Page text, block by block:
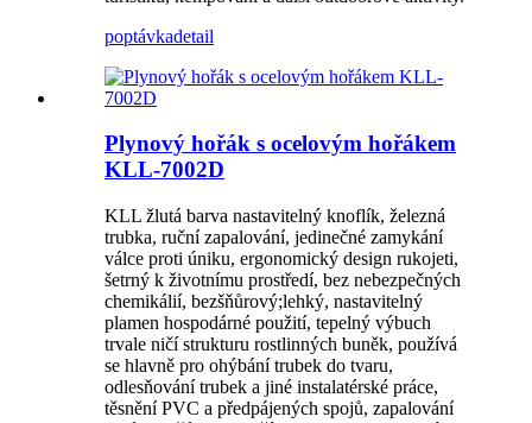
poptávkadetail
Plynový hořák s ocelovým hořákem
KLL-7002D
KLL žlutá barva nastavitelný knoflík, železná
trubka, ruční zapalování, jedinečné zamykání
válce proti úniku, ergonomický design rukojeti,
šetrný k životnímu prostředí, bez nebezpečných
chemikálií, bezšňůrový;lehký, nastavitelný
plamen hospodárné použití, tepelný výbuch
trvale ničí strukturu rostlinných buněk, používá
se hlavně pro ohýbání trubek do tvaru,
odlesňování trubek a jiné instalatérské práce,
těsnění PVC a předpájených spojů, zapalování